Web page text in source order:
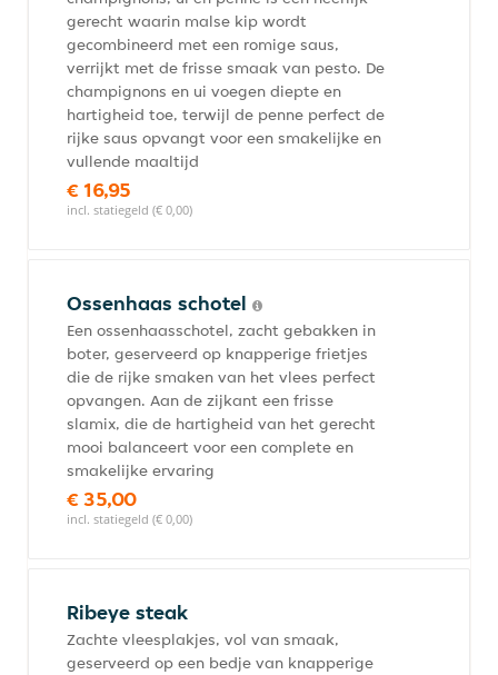
gerecht waarin malse kip wordt
gecombineerd met een romige saus,
verrijkt met de frisse smaak van pesto. De
champignons en ui voegen diepte en
hartigheid toe, terwijl de penne perfect de
rijke saus opvangt voor een smakelijke en
vullende maaltijd
€ 16,95
incl. statiegeld (€ 0,00)
Ossenhaas schotel
Een ossenhaasschotel, zacht gebakken in
boter, geserveerd op knapperige frietjes
die de rijke smaken van het vlees perfect
opvangen. Aan de zijkant een frisse
slamix, die de hartigheid van het gerecht
mooi balanceert voor een complete en
smakelijke ervaring
€ 35,00
incl. statiegeld (€ 0,00)
Ribeye steak
Zachte vleesplakjes, vol van smaak,
geserveerd op een bedje van knapperige